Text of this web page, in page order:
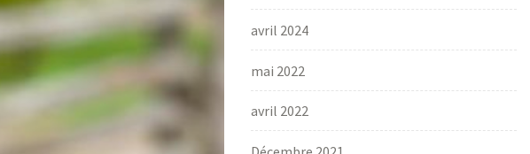
avril 2024
mai 2022
avril 2022